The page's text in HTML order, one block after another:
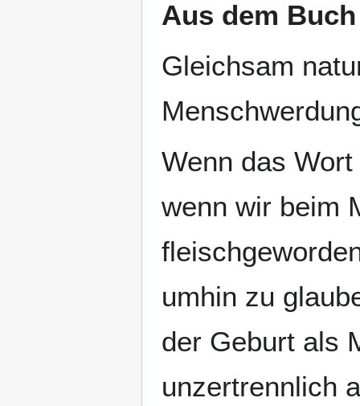
Aus dem
Gleichsam
Wenn das
wenn wir beim
umhin zu
der Geburt als
unzertrennlich